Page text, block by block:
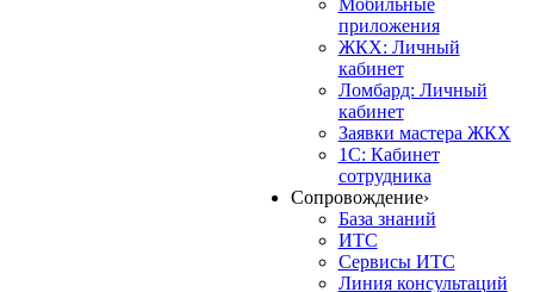
приложения
ЖКХ: Личный
кабинет
Ломбард: Личный
кабинет
Заявки мастера ЖКХ
1С: Кабинет
сотрудника
Сопровождение›
База знаний
ИТС
Сервисы ИТС
Линия консультаций